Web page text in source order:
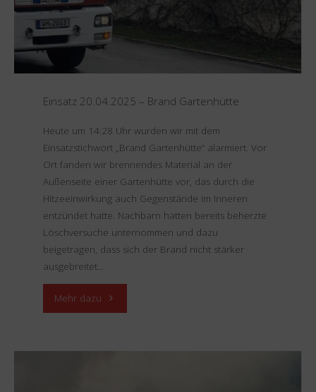
Einsatz 20.04.2025 – Brand Gartenhütte
Heute um 14:28 Uhr wurden wir mit dem
Einsatzstichwort „Brand Gartenhütte“ alarmiert. Vor
Ort fanden wir brennendes Material an der
Außenseite einer Gartenhütte vor, das durch die
Hitzeeinwirkung auch Gegenstände im Inneren
entzündet hatte. Nachbarn hatten bereits beherzte
Löschversuche unternommen und dazu
beigetragen, dass sich der Brand nicht stärker
ausgebreitet…
Mehr dazu "Einsatz
–